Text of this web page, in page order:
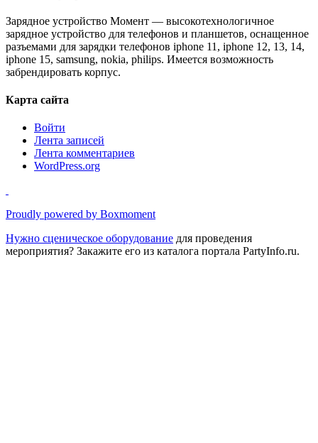
Зарядное устройство Момент — высокотехнологичное
зарядное устройство для телефонов и планшетов, оснащенное
разъемами для зарядки телефонов iphone 11, iphone 12, 13, 14,
iphone 15, samsung, nokia, philips. Имеется возможность
забрендировать корпус.
Карта сайта
Войти
Лента записей
Лента комментариев
WordPress.org
Proudly powered by Boxmoment
Нужно сценическое оборудование для проведения
мероприятия? Закажите его из каталога портала PartyInfo.ru.